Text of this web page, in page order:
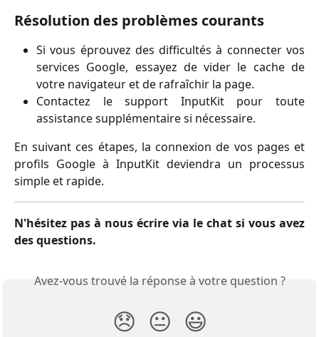
Résolution des problèmes courants
Si vous éprouvez des difficultés à connecter vos
services Google, essayez de vider le cache de
votre navigateur et de rafraîchir la page.
Contactez le support InputKit pour toute
assistance supplémentaire si nécessaire.
En suivant ces étapes, la connexion de vos pages et
profils Google à InputKit deviendra un processus
simple et rapide.
N'hésitez pas à nous écrire via le chat si vous avez
des questions.
Avez-vous trouvé la réponse à votre question ?
😞 😐 😃